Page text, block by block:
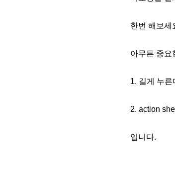
한번 해보세
아무튼 중요
1. 길게 누른
2. action
입니다.